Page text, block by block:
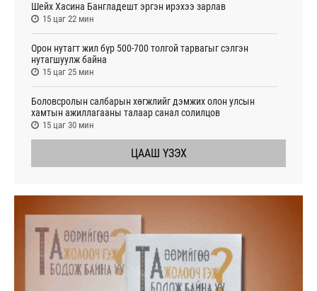
Шейх Хасина Бангладешт эргэн ирэхээ зарлав
15 цаг 22 мин
Орон нутагт жил бүр 500-700 толгой тарвагыг сэлгэн
нутагшуулж байна
15 цаг 25 мин
Боловсролын салбарын хөгжлийг дэмжих олон улсын
хамтын ажиллагааны талаар санал солилцов
15 цаг 30 мин
ЦААШ ҮЗЭХ